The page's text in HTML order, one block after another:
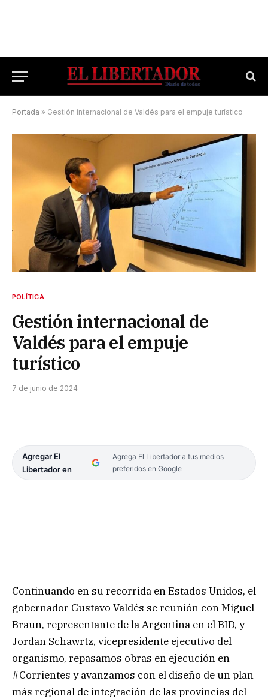
Portada » Gestión internacional de Valdés para el empuje turístico
POLÍTICA
Gestión internacional de
Valdés para el empuje
turístico
7 de junio de 2024
Agregar El
Libertador en
Agrega El Libertador a tus medios
preferidos en Google
Continuando en su recorrida en Estados Unidos, el
gobernador Gustavo Valdés se reunión con Miguel
Braun, representante de la Argentina en el BID, y
Jordan Schawrtz, vicepresidente ejecutivo del
organismo, repasamos obras en ejecución en
#Corrientes y avanzamos con el diseño de un plan
más regional de integración de las provincias del